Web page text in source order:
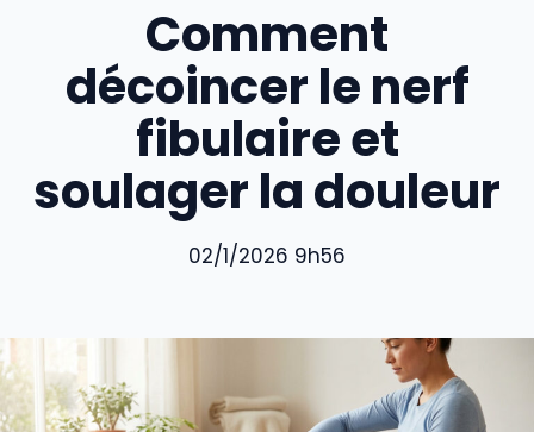
Comment
décoincer le nerf
fibulaire et
soulager la douleur
02/1/2026 9h56